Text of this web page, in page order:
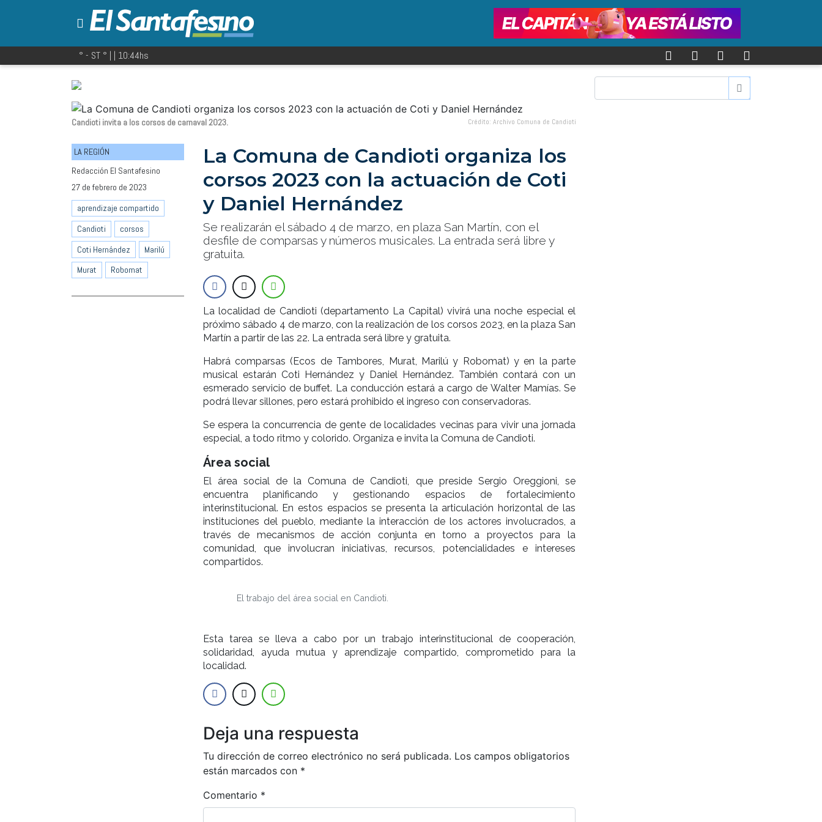
° - ST ° | | 10:44hs
Candioti invita a los corsos de carnaval 2023. Crédito: Archivo Comuna de Candioti
LA REGIÓN
Redacción El Santafesino
27 de febrero de 2023
aprendizaje compartido
Candioti
corsos
Coti Hernández
Marilú
Murat
Robomat
La Comuna de Candioti organiza los
corsos 2023 con la actuación de Coti
y Daniel Hernández
Se realizarán el sábado 4 de marzo, en plaza San Martín, con el
desfile de comparsas y números musicales. La entrada será libre y
gratuita.
La localidad de Candioti (departamento La Capital) vivirá una noche especial el
próximo sábado 4 de marzo, con la realización de los corsos 2023, en la plaza San
Martín a partir de las 22. La entrada será libre y gratuita.
Habrá comparsas (Ecos de Tambores, Murat, Marilú y Robomat) y en la parte
musical estarán Coti Hernández y Daniel Hernández. También contará con un
esmerado servicio de buffet. La conducción estará a cargo de Walter Mamías. Se
podrá llevar sillones, pero estará prohibido el ingreso con conservadoras.
Se espera la concurrencia de gente de localidades vecinas para vivir una jornada
especial, a todo ritmo y colorido. Organiza e invita la Comuna de Candioti.
Área social
El área social de la Comuna de Candioti, que preside Sergio Oreggioni, se
encuentra planificando y gestionando espacios de fortalecimiento
interinstitucional. En estos espacios se presenta la articulación horizontal de las
instituciones del pueblo, mediante la interacción de los actores involucrados, a
través de mecanismos de acción conjunta en torno a proyectos para la
comunidad, que involucran iniciativas, recursos, potencialidades e intereses
compartidos.
El trabajo del área social en Candioti.
Esta tarea se lleva a cabo por un trabajo interinstitucional de cooperación,
solidaridad, ayuda mutua y aprendizaje compartido, comprometido para la
localidad.
Deja una respuesta
Tu dirección de correo electrónico no será publicada. Los campos obligatorios
están marcados con *
Comentario *